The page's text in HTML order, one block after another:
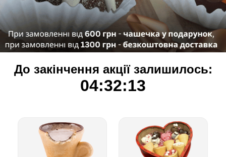
До закінчення акції залишилось:
04:32:11